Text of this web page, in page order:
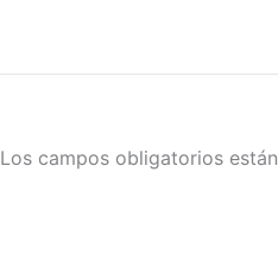
Los campos obligatorios están